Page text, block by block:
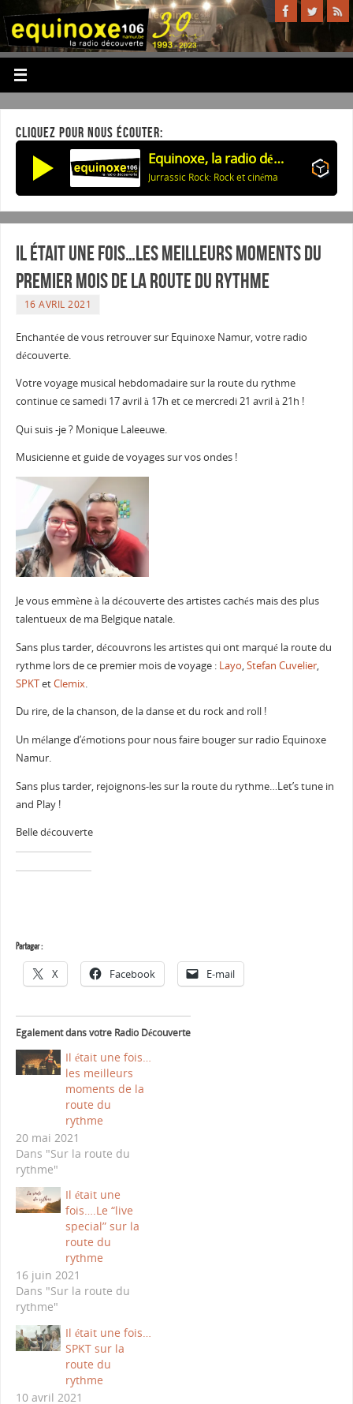
CLIQUEZ POUR NOUS ÉCOUTER:
Equinoxe, la radio découverte
Jurrassic Rock: Rock et cinéma
Il était une fois…les meilleurs moments du
premier mois de la route du rythme
16 AVRIL 2021
Enchantée de vous retrouver sur Equinoxe Namur, votre radio
découverte.
Votre voyage musical hebdomadaire sur la route du rythme
continue ce samedi 17 avril à 17h et ce mercredi 21 avril à 21h !
Qui suis -je ? Monique Laleeuwe.
Musicienne et guide de voyages sur vos ondes !
Je vous emmène à la découverte des artistes cachés mais des plus
talentueux de ma Belgique natale.
Sans plus tarder, découvrons les artistes qui ont marqué la route du
rythme lors de ce premier mois de voyage : Layo,Stefan Cuvelier,
SPKTetClemix.
Du rire, de la chanson, de la danse et du rock and roll !
Un mélange d’émotions pour nous faire bouger sur radio Equinoxe
Namur.
Sans plus tarder, rejoignons-les sur la route du rythme…Let’s tune in
and Play !
Belle découverte
Partager :
X Facebook E-mail
Egalement dans votre Radio Découverte
Il était une fois…
les meilleurs
moments de la
route du
rythme
20 mai 2021
Dans "Sur la route du
rythme"
Il était une
fois….Le “live
special” sur la
route du
rythme
16 juin 2021
Dans "Sur la route du
rythme"
Il était une fois…
SPKT sur la
route du
rythme
10 avril 2021